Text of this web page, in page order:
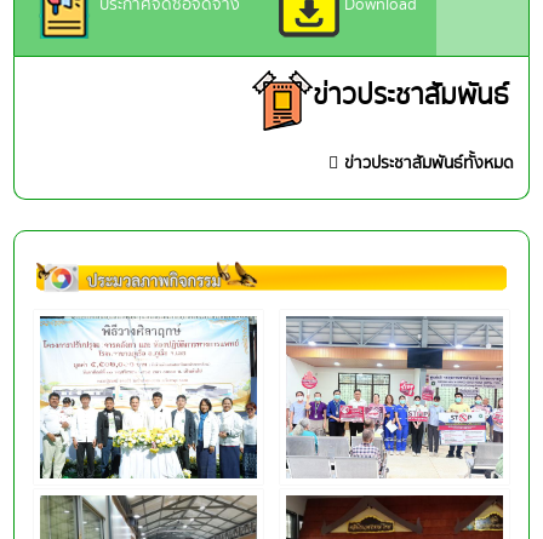
ประกาศจัดซื้อจัดจ้าง Download
ข่าวประชาสัมพันธ์
ข่าวประชาสัมพันธ์ทั้งหมด